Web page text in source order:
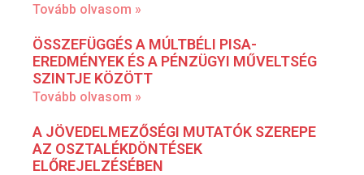
Tovább olvasom »
ÖSSZEFÜGGÉS A MÚLTBÉLI PISA-
EREDMÉNYEK ÉS A PÉNZÜGYI MŰVELTSÉG
SZINTJE KÖZÖTT
Tovább olvasom »
A JÖVEDELMEZŐSÉGI MUTATÓK SZEREPE
AZ OSZTALÉKDÖNTÉSEK
ELŐREJELZÉSÉBEN